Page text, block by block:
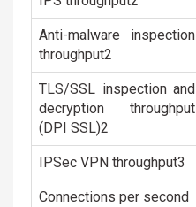
Anti-malware inspection
throughput2
TLS/SSL inspection and
decryption throughput
(DPI SSL)2
IPSec VPN throughput3
Connections per second